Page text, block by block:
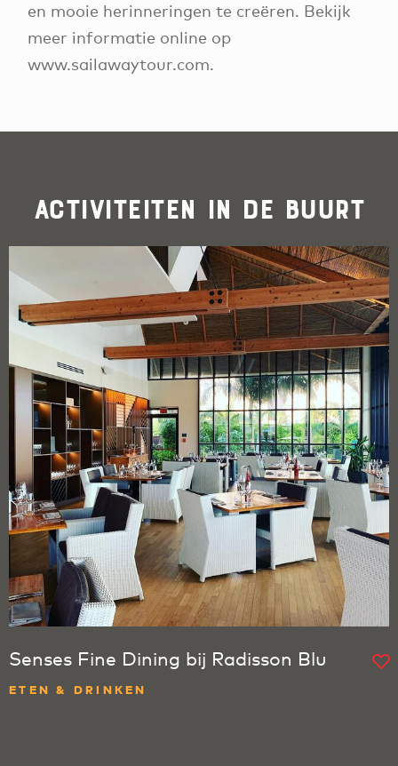
en mooie herinneringen te creëren. Bekijk
meer informatie online op
www.sailawaytour.com.
Activiteiten in de buurt
Senses Fine Dining bij Radisson Blu
ETEN & DRINKEN